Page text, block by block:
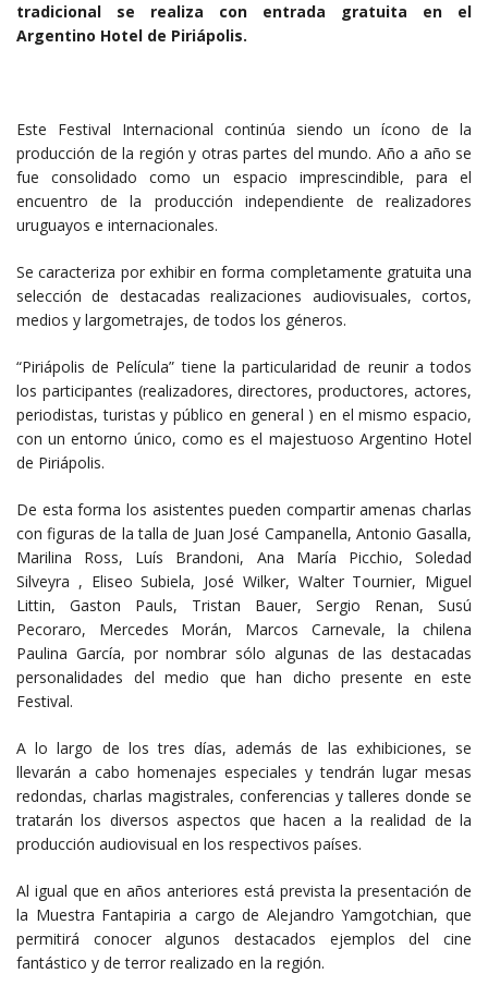
tradicional se realiza con entrada gratuita en el
Argentino Hotel de Piriápolis.
Este Festival Internacional continúa siendo un ícono de la
producción de la región y otras partes del mundo. Año a año se
fue consolidado como un espacio imprescindible, para el
encuentro de la producción independiente de realizadores
uruguayos e internacionales.
Se caracteriza por exhibir en forma completamente gratuita una
selección de destacadas realizaciones audiovisuales, cortos,
medios y largometrajes, de todos los géneros.
“Piriápolis de Película” tiene la particularidad de reunir a todos
los participantes (realizadores, directores, productores, actores,
periodistas, turistas y público en general ) en el mismo espacio,
con un entorno único, como es el majestuoso Argentino Hotel
de Piriápolis.
De esta forma los asistentes pueden compartir amenas charlas
con figuras de la talla de Juan José Campanella, Antonio Gasalla,
Marilina Ross, Luís Brandoni, Ana María Picchio, Soledad
Silveyra , Eliseo Subiela, José Wilker, Walter Tournier, Miguel
Littin, Gaston Pauls, Tristan Bauer, Sergio Renan, Susú
Pecoraro, Mercedes Morán, Marcos Carnevale, la chilena
Paulina García, por nombrar sólo algunas de las destacadas
personalidades del medio que han dicho presente en este
Festival.
A lo largo de los tres días, además de las exhibiciones, se
llevarán a cabo homenajes especiales y tendrán lugar mesas
redondas, charlas magistrales, conferencias y talleres donde se
tratarán los diversos aspectos que hacen a la realidad de la
producción audiovisual en los respectivos países.
Al igual que en años anteriores está prevista la presentación de
la Muestra Fantapiria a cargo de Alejandro Yamgotchian, que
permitirá conocer algunos destacados ejemplos del cine
fantástico y de terror realizado en la región.